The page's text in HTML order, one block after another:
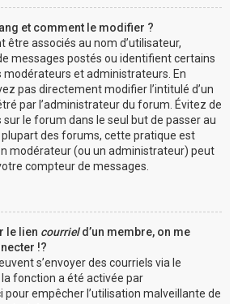
et comment le modifier ?
être associés au nom d’utilisateur,
messages postés ou identifient certains
modérateurs et administrateurs. En
pas directement modifier l’intitulé d’un
par l’administrateur du forum. Évitez de
le forum dans le seul but de passer au
plupart des forums, cette pratique est
modérateur (ou un administrateur) peut
compteur de messages.
le lien courrield’un membre, on me
!?
s’envoyer des courriels via le
fonction a été activée par
pour empêcher l’utilisation malveillante de